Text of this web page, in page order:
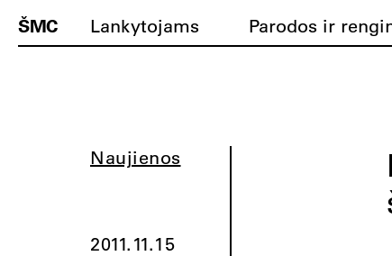
ŠMC Lankytojams Parodos ir
Naujienos
2011.11.15